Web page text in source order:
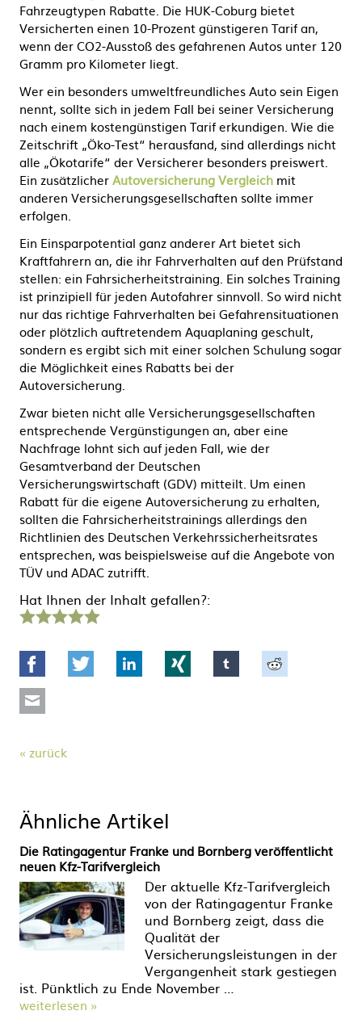
Fahrzeugtypen Rabatte. Die HUK-Coburg bietet
Versicherten einen 10-Prozent günstigeren Tarif an,
wenn der CO2-Ausstoß des gefahrenen Autos unter 120
Gramm pro Kilometer liegt.
Wer ein besonders umweltfreundliches Auto sein Eigen
nennt, sollte sich in jedem Fall bei seiner Versicherung
nach einem kostengünstigen Tarif erkundigen. Wie die
Zeitschrift „Öko-Test“ herausfand, sind allerdings nicht
alle „Ökotarife“ der Versicherer besonders preiswert.
Ein zusätzlicherAutoversicherung Vergleich mit
anderen Versicherungsgesellschaften sollte immer
erfolgen.
Ein Einsparpotential ganz anderer Art bietet sich
Kraftfahrern an, die ihr Fahrverhalten auf den Prüfstand
stellen: ein Fahrsicherheitstraining. Ein solches Training
ist prinzipiell für jeden Autofahrer sinnvoll. So wird nicht
nur das richtige Fahrverhalten bei Gefahrensituationen
oder plötzlich auftretendem Aquaplaning geschult,
sondern es ergibt sich mit einer solchen Schulung sogar
die Möglichkeit eines Rabatts bei der
Autoversicherung.
Zwar bieten nicht alle Versicherungsgesellschaften
entsprechende Vergünstigungen an, aber eine
Nachfrage lohnt sich auf jeden Fall, wie der
Gesamtverband der Deutschen
Versicherungswirtschaft (GDV) mitteilt. Um einen
Rabatt für die eigene Autoversicherung zu erhalten,
sollten die Fahrsicherheitstrainings allerdings den
Richtlinien des Deutschen Verkehrssicherheitsrates
entsprechen, was beispielsweise auf die Angebote von
TÜV und ADAC zutrifft.
Hat Ihnen der Inhalt gefallen?:
Stern Sterne Sterne Sterne Sterne
Facebook Twitter LinkedIn tumblr
zurück
Ähnliche Artikel
Die Ratingagentur Franke und Bornberg veröffentlicht
neuen Kfz-Tarifvergleich
Der aktuelle Kfz-Tarifvergleich
von der Ratingagentur Franke
und Bornberg zeigt, dass die
Qualität der
Versicherungsleistungen in der
Vergangenheit stark gestiegen
ist. Pünktlich zu Ende November …
weiterlesen »